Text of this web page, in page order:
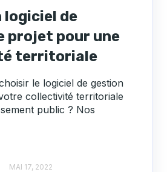
logiciel de
projet pour une
territoriale
le logiciel de gestion
collectivité territoriale
public ? Nos
MAI 17, 2022